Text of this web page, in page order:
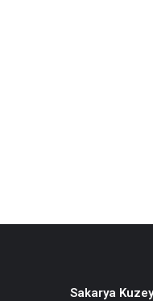
Sakarya